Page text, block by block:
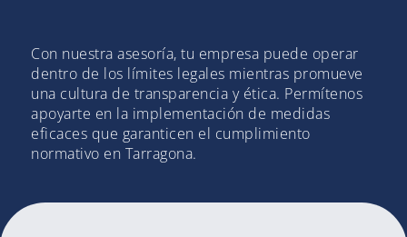
Con nuestra asesoría, tu empresa puede operar
dentro de los límites legales mientras promueve
una cultura de transparencia y ética. Permítenos
apoyarte en la implementación de medidas
eficaces que garanticen el cumplimiento
normativo en Tarragona.